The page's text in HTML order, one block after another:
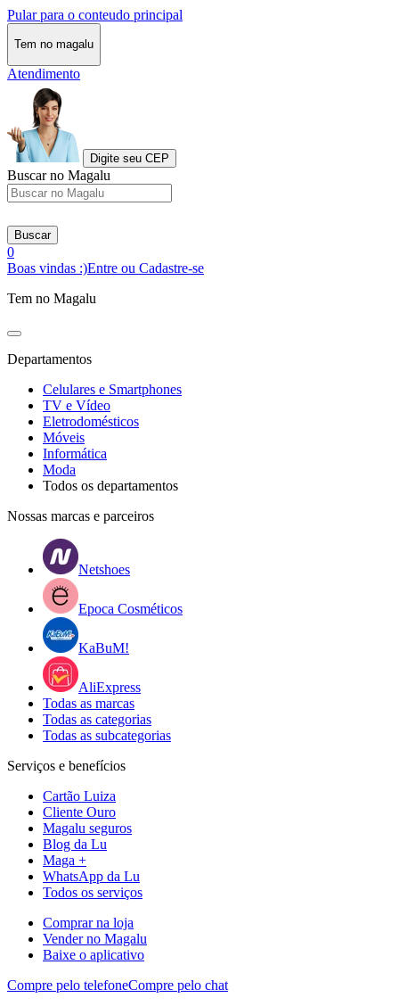
Pular para o conteudo principal
Tem no magalu
Atendimento
Digite seu CEP
Buscar no Magalu
Buscar
0
Boas vindas :)Entre ou Cadastre-se
Tem no Magalu
Departamentos
Celulares e Smartphones
TV e Vídeo
Eletrodomésticos
Móveis
Informática
Moda
Todos os departamentos
Nossas marcas e parceiros
Netshoes
Epoca Cosméticos
KaBuM!
AliExpress
Todas as marcas
Todas as categorias
Todas as subcategorias
Serviços e benefícios
Cartão Luiza
Cliente Ouro
Magalu seguros
Blog da Lu
Maga +
WhatsApp da Lu
Todos os serviços
Comprar na loja
Vender no Magalu
Baixe o aplicativo
Compre pelo telefoneCompre pelo chat